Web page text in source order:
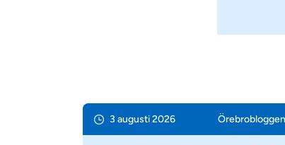
3 augusti 2026 Örebro­bloggen